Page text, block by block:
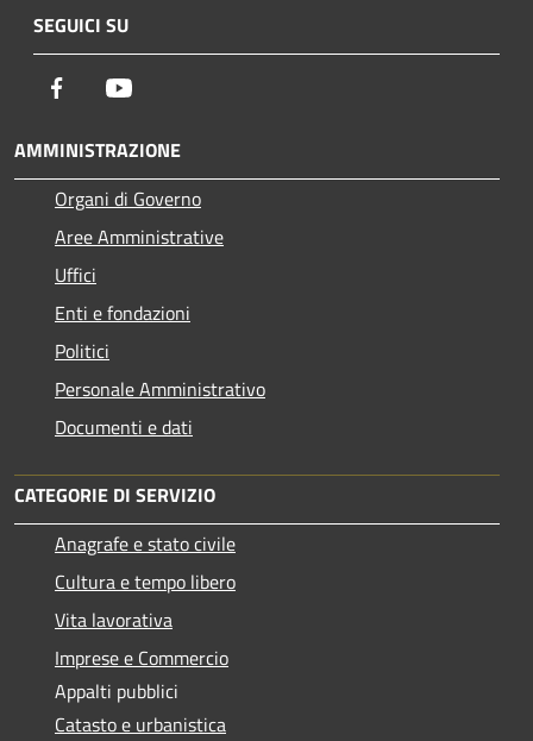
SEGUICI SU
Facebook
AMMINISTRAZIONE
Organi di Governo
Aree Amministrative
Uffici
Enti e fondazioni
Politici
Personale Amministrativo
Documenti e dati
CATEGORIE DI SERVIZIO
Anagrafe e stato civile
Cultura e tempo libero
Vita lavorativa
Imprese e Commercio
Appalti pubblici
Catasto e urbanistica